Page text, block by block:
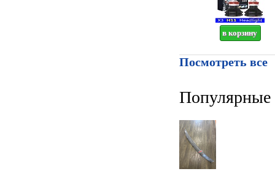
Посмотреть все
Популярные